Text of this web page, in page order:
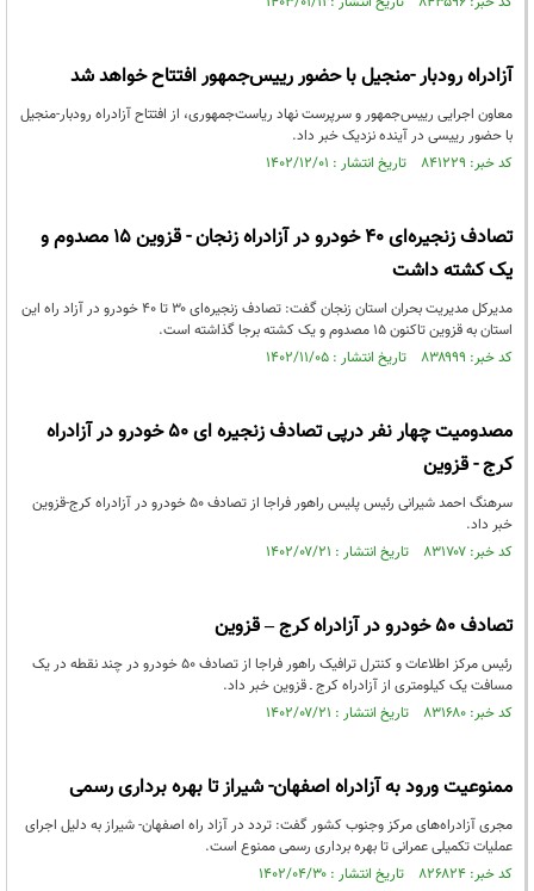
آزادراه رودبار -منجیل با حضور رییس‌جمهور افتتاح خواهد شد
معاون اجرایی رییس‌جمهور و سرپرست نهاد ریاست‌جمهوری، از افتتاح آزادراه رودبار-منجیل
با حضور رییسی در آینده نزدیک خبر داد.
کد خبر: ۸۴۱۲۲۹ تاریخ انتشار : ۱۴۰۲/۱۲/۰۱
تصادف زنجیره‌ای ۴۰ خودرو در آزادراه زنجان - قزوین ۱۵ مصدوم و
یک کشته داشت
مدیرکل مدیریت بحران استان زنجان گفت: تصادف زنجیره‌ای ۳۰ تا ۴۰ خودرو در آزاد راه این
استان به قزوین تاکنون ۱۵ مصدوم و یک کشته برجا گذاشته است.
کد خبر: ۸۳۸۹۹۹ تاریخ انتشار : ۱۴۰۲/۱۱/۰۵
مصدومیت چهار نفر درپی تصادف زنجیره ای ۵۰ خودرو در آزادراه
کرج - قزوین
سرهنگ احمد شیرانی رئیس پلیس راهور فراجا از تصادف ۵۰ خودرو در آزادراه کرج-قزوین
خبر داد.
کد خبر: ۸۳۱۷۰۷ تاریخ انتشار : ۱۴۰۲/۰۷/۲۱
تصادف 50 خودرو در آزادراه کرج – قزوین
رئیس مرکز اطلاعات و کنترل ترافیک راهور فراجا از تصادف 50 خودرو در چند نقطه در یک
مسافت یک کیلومتری از آزادراه کرج ـ قزوین خبر داد.
کد خبر: ۸۳۱۶۸۰ تاریخ انتشار : ۱۴۰۲/۰۷/۲۱
ممنوعیت ورود به آزادراه اصفهان- شیراز تا بهره برداری رسمی
مجری آزادراه‌های مرکز وجنوب کشور گفت: تردد در آزاد راه اصفهان- شیراز به دلیل اجرای
عملیات تکمیلی عمرانی تا بهره برداری رسمی ممنوع است.
کد خبر: ۸۲۶۸۲۴ تاریخ انتشار : ۱۴۰۲/۰۴/۳۰